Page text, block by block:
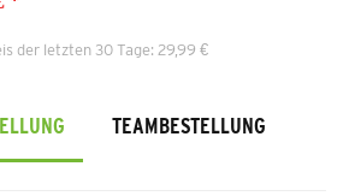
der letzten 30 Tage: 29,99 €
TEAMBESTELLUNG